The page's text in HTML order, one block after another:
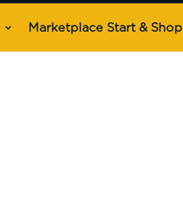
Marketplace Start & Shop